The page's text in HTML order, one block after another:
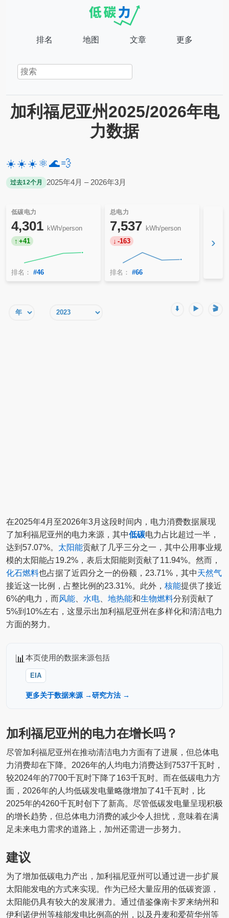
排名 地图 文章 更多
加利福尼亚州2025/2026年电
力数据
☀️☀️☀️ ⚛️🌊💨
过去12个月 2025年4月 – 2026年3月
低碳电力
4,301 kWh/person
+41
排名： #46
总电力
7,537 kWh/person
-163
排名： #66
›
⬇️ ▶️ 🎬
在2025年4月至2026年3月这段时间内，电力消费数据展现
了加利福尼亚州的电力来源，其中低碳电力占比超过一半，
达到57.07%。 太阳能贡献了几乎三分之一，其中公用事业规
模的太阳能占19.2%，表后太阳能则贡献了11.94%。然而，
化石燃料也占据了近四分之一的份额，23.71%，其中天然气
接近这一比例，占整比例的23.31%。此外， 核能提供了接近
6%的电力，而风能 水电 地热能和生物燃料分别贡献了
5%到10%左右，这显示出加利福尼亚州在多样化和清洁电力
方面的努力。
📊 本页使用的数据来源包括
EIA
更多关于数据来源 →研究方法 →
加利福尼亚州的电力在增长吗？
尽管加利福尼亚州在推动清洁电力方面有了进展，但总体电
力消费却在下降。2026年的人均电力消费达到7537千瓦时，
较2024年的7700千瓦时下降了163千瓦时。而在低碳电力方
面，2026年的人均低碳发电量略微增加了41千瓦时，比
2025年的4260千瓦时创下了新高。尽管低碳发电量呈现积极
的增长趋势，但总体电力消费的减少令人担忧，意味着在满
足未来电力需求的道路上，加州还需进一步努力。
建议
为了增加低碳电力产出，加利福尼亚州可以通过进一步扩展
太阳能发电的方式来实现。作为已经大量应用的低碳资源，
太阳能仍具有较大的发展潜力。通过借鉴像南卡罗来纳州和
伊利诺伊州等核能发电比例高的州，以及丹麦和爱荷华州等